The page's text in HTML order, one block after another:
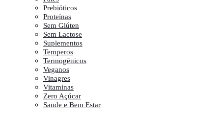
Prebióticos
Proteínas
Sem Glúten
Sem Lactose
Suplementos
Temperos
Termogênicos
Veganos
Vinagres
Vitaminas
Zero Açúcar
Saude e Bem Estar